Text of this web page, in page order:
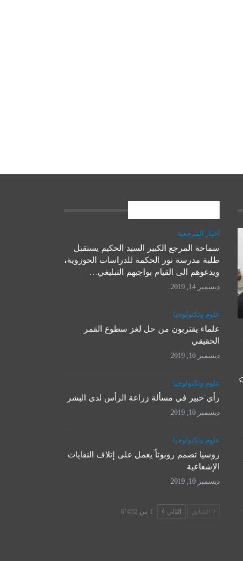
علوم وتكنولوجيا
روسيا تصمم روبوتاً يعمل على
إتلاف النفايات الإشعاعية
أخبار المرجعية
سماحة المرجع الكبير السيد الحكيم يستقبل
طلبة مدرسة نور الحكمة للدراسات الحوزوية،
ويدعوهم الى القيام بواجبهم التبليغي…
ديسمبر 14, 2019
علوم وتكنولوجيا
علماء يقتربون من حل لغز سطوع القمر
الحقيقي
ديسمبر 10, 2019
علوم وتكنولوجيا
رأي خبير في مسألة زراعة الرأس لدى البشر
ديسمبر 10, 2019
علوم وتكنولوجيا
روسيا تصمم روبوتاً يعمل على إتلاف النفايات
الإشعاعية
ديسمبر 10, 2019
السابق التالي 1 من 6٬432